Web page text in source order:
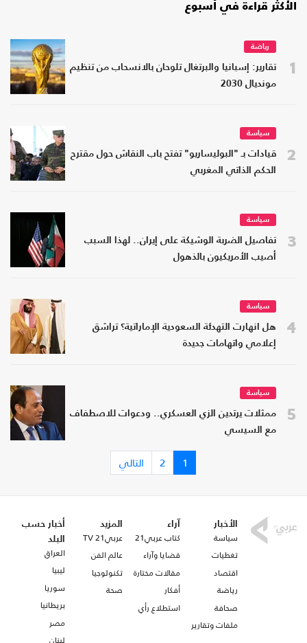
الأكثر قراءة في أسبوع
1
رياضة
تقارير: إسبانيا والبرتغال تلوحان بالانسحاب من تنظيم
مونديال 2030
2
سياسة
قيادات بـ "البوليساريو" تفتح باب النقاش حول مقترح
الحكم الذاتي المغربي
3
سياسة
تفاصيل الضربة الوشيكة على إيران.. لهذا السبب
أصيب الأمريكيون بالذهول
4
سياسة
هل انهارت التهدئة السعودية الإماراتية؟ تراشق
إعلامي واتهامات جديدة
5
سياسة
ممثلات يرتدين الزي العسكري.. ودعوات للاصطفاف
مع السيسي
1
2 التالي
الأخبار
سياسة
تغطيات
اقتصاد
رياضة
صحافة
ملفات وتقارير
آراء
كتاب عربي21
قضايا وآراء
مقالات مختارة
أفكار
استطلاع رأي
المزيد
عربي21 TV
عالم الفن
تكنولوجيا
صحة
أخبار حسب
البلد
العراق
ليبيا
سوريا
بريطانيا
مصر